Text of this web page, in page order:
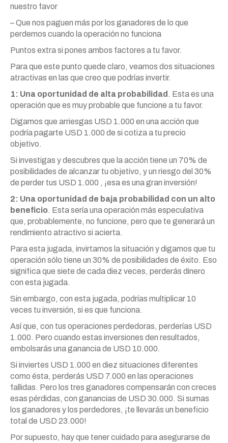
nuestro favor
– Que nos paguen más por los ganadores de lo que
perdemos cuando la operación no funciona
Puntos extra si pones ambos factores a tu favor.
Para que este punto quede claro, veamos dos situaciones
atractivas en las que creo que podrías invertir.
1: Una oportunidad de alta probabilidad . Esta es una
operación que es muy probable que funcione a tu favor.
Digamos que arriesgas USD 1.000 en una acción que
podría pagarte USD 1.000 de si cotiza a tu precio
objetivo.
Si investigas y descubres que la acción tiene un 70% de
posibilidades de alcanzar tu objetivo, y un riesgo del 30%
de perder tus USD 1.000 , ¡esa es una gran inversión!
2: Una oportunidad de baja probabilidad con un alto
beneficio. Esta sería una operación más especulativa
que, probablemente, no funcione, pero que te generará un
rendimiento atractivo si acierta.
Para esta jugada, invirtamos la situación y digamos que tu
operación sólo tiene un 30% de posibilidades de éxito. Eso
significa que siete de cada diez veces, perderás dinero
con esta jugada.
Sin embargo, con esta jugada, podrías multiplicar 10
veces tu inversión, si es que funciona.
Así que, con tus operaciones perdedoras, perderías USD
1.000. Pero cuando estas inversiones den resultados,
embolsarás una ganancia de USD 10.000.
Si inviertes USD 1.000 en diez situaciones diferentes
como ésta, perderás USD 7.000 en las operaciones
fallidas. Pero los tres ganadores compensarán con creces
esas pérdidas, con ganancias de USD 30.000. Si sumas
los ganadores y los perdedores, ¡te llevarás un beneficio
total de USD 23.000!
Por supuesto, hay que tener cuidado para asegurarse de